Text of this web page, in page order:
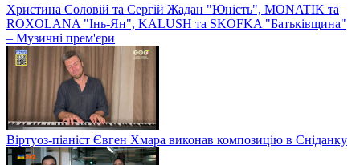
Христина Соловій та Сергій Жадан "Юність", MONATIK та
ROXOLANA "Інь-Ян", KALUSH та SKOFKA "Батьківщина"
– Музичні прем'єри
Віртуоз-піаніст Євген Хмара виконав композицію в Сніданку